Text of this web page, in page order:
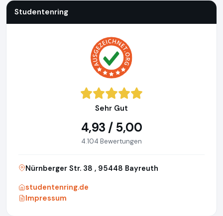
Studentenring
Sehr Gut
4,93 / 5,00
4.104 Bewertungen
Nürnberger Str. 38 , 95448 Bayreuth
studentenring.de
Impressum